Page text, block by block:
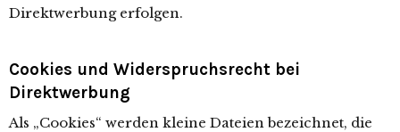
Direktwerbung erfolgen.
Cookies und Widerspruchsrecht bei
Direktwerbung
Als „Cookies“ werden kleine Dateien bezeichnet, die